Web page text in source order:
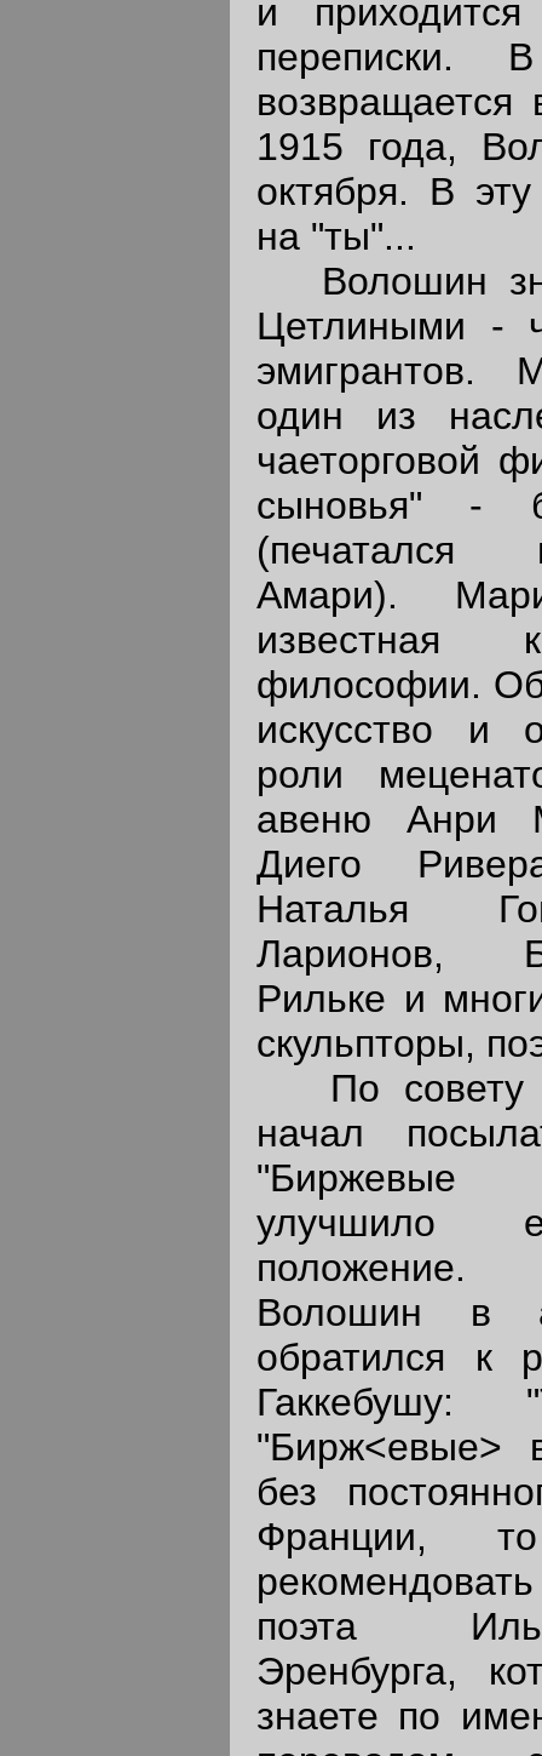
и
переписки.
возвращается
1915 года,
октября. В
на "ты"...
Волошин
Цетлиными -
эмигрантов.
один из
чаеторговой
сыновья" -
(печатался
Амари).
известная
философии.
искусство и
роли
авеню Анри
Диего
Наталья
Ларионов,
Рильке и
скульпторы,
По совету
начал
"Биржевые
улучшило
Волошин в
обратился к
"Бирж<евые>
без
Франции,
поэта
Эренбурга,
знаете по